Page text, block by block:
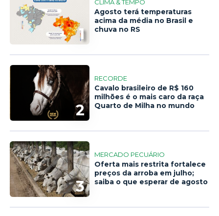
1
CLIMA & TEMPO
Agosto terá temperaturas
acima da média no Brasil e
chuva no RS
2
RECORDE
Cavalo brasileiro de R$ 160
milhões é o mais caro da raça
Quarto de Milha no mundo
3
MERCADO PECUÁRIO
Oferta mais restrita fortalece
preços da arroba em julho;
saiba o que esperar de agosto